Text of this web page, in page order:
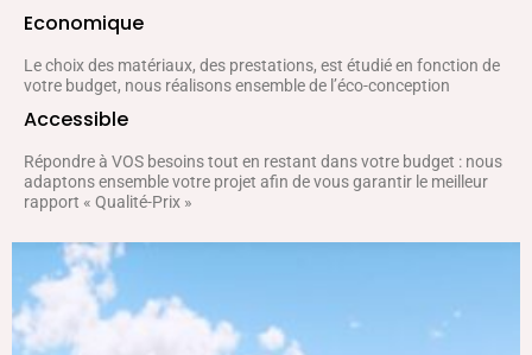
Economique
Le choix des matériaux, des prestations, est étudié en fonction de
votre budget, nous réalisons ensemble de l’éco-conception
Accessible
Répondre à VOS besoins tout en restant dans votre budget : nous
adaptons ensemble votre projet afin de vous garantir le meilleur
rapport « Qualité-Prix »